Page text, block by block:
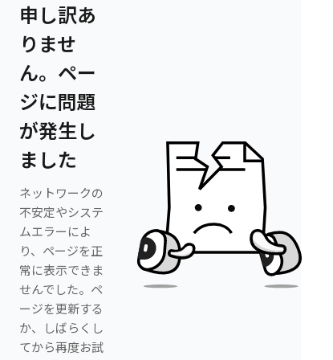
申し訳あ
りませ
ん。ペー
ジに問題
が発生し
ました
ネットワークの
不安定やシステ
ムエラーによ
り、ページを正
常に表示できま
せんでした。ペ
ージを更新する
か、しばらくし
てから再度お試